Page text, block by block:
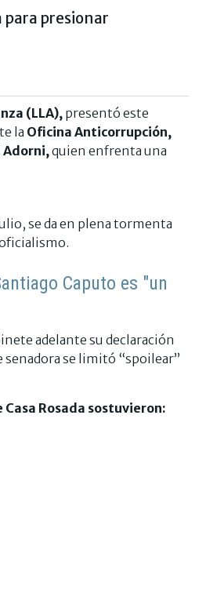
para presionar
(LLA), presentó este
la Oficina Anticorrupción,
Adorni,quien enfrenta una
se da en plena tormenta
Caputo es "un
adelante su declaración
senadora se limitó “spoilear”
Rosada sostuvieron: